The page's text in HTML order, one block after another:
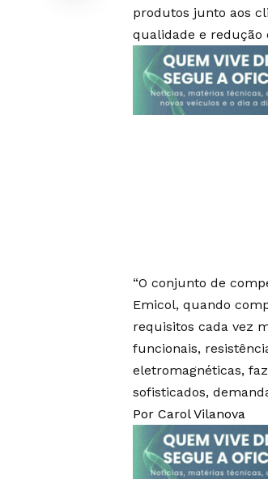
produtos junto aos
qualidade e redução
“O conjunto de
Emicol, quando
requisitos cada vez
funcionais,
eletromagnéticas,
sofisticados,
Por Carol Vilanova